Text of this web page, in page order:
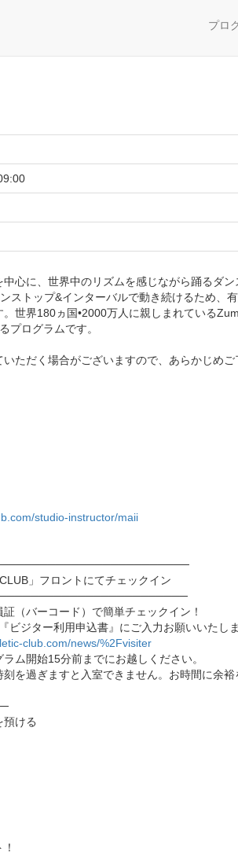
プロ
心に、世界中のリズムを感じながら踊るダ
ストップ&インターバルで動き続けるため、
世界180ヵ国•2000万人に親しまれている
プログラムです。
ただく場合がございますので、あらかじめご
studio-instructor/maii
」フロントにてチェックイン
（バーコード）で簡単チェックイン！
ビジター利用申込書』にご入力お願いいたしま
club.com/news/%2Fvisiter
ム開始15分前までにお越しください。
を過ぎますと入室できません。お時間に余裕
預ける